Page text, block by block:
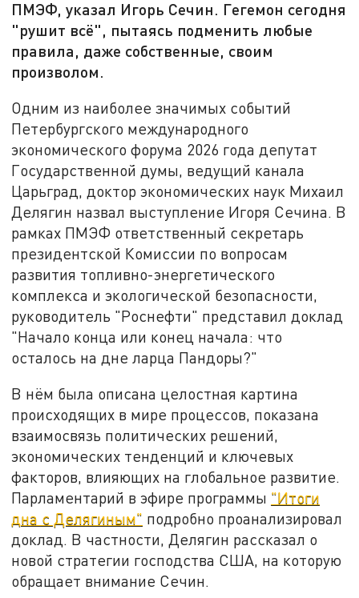
ПМЭФ, указал Игорь Сечин. Гегемон сегодня
"рушит всё", пытаясь подменить любые
правила, даже собственные, своим
произволом.
Одним из наиболее значимых событий
Петербургского международного
экономического форума 2026 года депутат
Государственной думы, ведущий канала
Царьград, доктор экономических наук Михаил
Делягин назвал выступление Игоря Сечина. В
рамках ПМЭФ ответственный секретарь
президентской Комиссии по вопросам
развития топливно-энергетического
комплекса и экологической безопасности,
руководитель "Роснефти" представил доклад
"Начало конца или конец начала: что
осталось на дне ларца Пандоры?"
В нём была описана целостная картина
происходящих в мире процессов, показана
взаимосвязь политических решений,
экономических тенденций и ключевых
факторов, влияющих на глобальное развитие.
Парламентарий в эфире программы "Итоги
дна с Делягиным" подробно проанализировал
доклад. В частности, Делягин рассказал о
новой стратегии господства США, на которую
обращает внимание Сечин.